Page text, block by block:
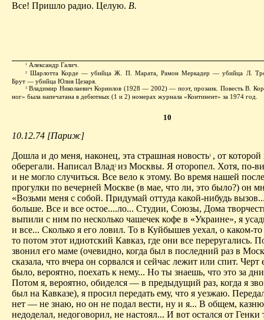
Все! Пришло радио. Целую. В.
1 Александр Галич.
2
Шарлотта Корде — убийца Ж. П. Марата, Рамон Меркадер — убийца Л.
Брут — убийца Юлия Цезаря.
3 Владимир Николаевич Корнилов (1928 — 2002) — поэт, прозаик. Повесть В.
ног» была напечатана в дебютных (1 и 2) номерах журнала «Континент» за 1974 год.
10
10.12.74 [Париж]
Дошла и до меня, наконец, эта страшная новость1 , от которой
оберегали. Написал Влад2 из Москвы. Я оторопел. Хотя, по-
и не могло случиться. Все вело к этому. Во время нашей
прогулки по вечерней Москве (в мае, что ли, это было?) он
«Возьми меня с собой. Придумай оттуда какой-нибудь
больше. Все и все остое....ло... Студии, Союзы, Дома
выпили с ним по несколько чашечек кофе в «Украине», я
и все... Сколько я его ловил. То в Куйбышев уехал, о каком-то
то потом этот идиотский Кавказ, где они все переругались.
звонил его маме (очевидно, когда был в последний раз в
сказала, что вчера он сорвался и сейчас лежит или спит. Черт
было, вероятно, поехать к нему... Но ты знаешь, что это за
Потом я, вероятно, обиделся — в предыдущий раз, когда я
был на Кавказе), я просил передать ему, что я уезжаю.
нет — не знаю, но он не подал вести, ну и я... В общем, казню
недоделал, недоговорил, не настоял... И вот остался от Генки